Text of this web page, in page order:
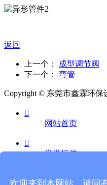
返回
上一个：
成型调节阀
下一个： 弯管
Copyright © 东莞市鑫霖环保

网站首页

发送短信
电话咨询